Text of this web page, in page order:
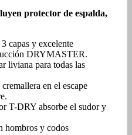
protector de espalda,
capas y excelente
DRYMASTER.
liviana para todas las
en el escape
T-DRY absorbe el sudor y
hombros y codos